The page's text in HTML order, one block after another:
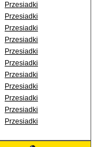
Przesiadki
Przesiadki
Przesiadki
Przesiadki
Przesiadki
Przesiadki
Przesiadki
Przesiadki
Przesiadki
Przesiadki
Przesiadki